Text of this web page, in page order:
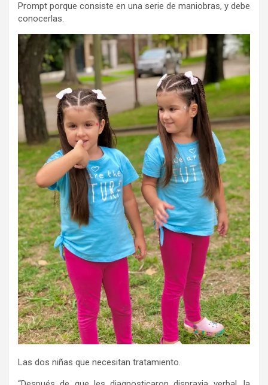
Prompt porque consiste en una serie de maniobras, y debe
conocerlas.
Las dos niñas que necesitan tratamiento.